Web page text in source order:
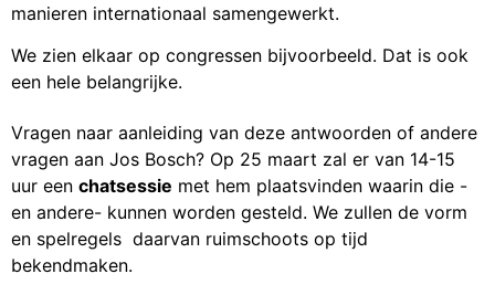
manieren internationaal samengewerkt.
We zien elkaar op congressen bijvoorbeeld. Dat is ook
een hele belangrijke.
Vragen naar aanleiding van deze antwoorden of andere
vragen aan Jos Bosch? Op 25 maart zal er van 14-15
uur een chatsessie met hem plaatsvinden waarin die -
en andere- kunnen worden gesteld. We zullen de vorm
en spelregels daarvan ruimschoots op tijd
bekendmaken.